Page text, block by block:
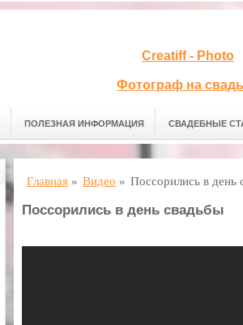
Creatiff - Photo
Фотограф на
ПОЛЕЗНАЯ ИНФОРМАЦИЯ СВАДЕБНЫЕ
Главная » Видео » Поссорились в день
Поссорились в день свадьбы